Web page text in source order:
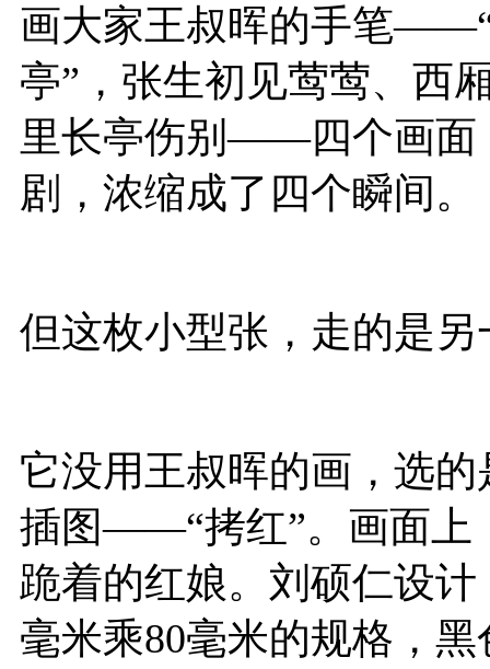
画大家王叔晖的手笔——“
亭”，张生初见莺莺、西
里长亭伤别——四个画面
剧，浓缩成了四个瞬间。
但这枚小型张，走的是另
它没用王叔晖的画，选
插图——“拷红”。画面上
跪着的红娘。刘硕仁设
毫米乘80毫米的规格，